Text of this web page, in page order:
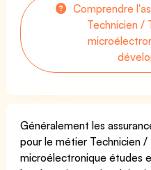
Comprendre
Technicien /
Généralement les
pour le métier Technicien /
microélectronique études